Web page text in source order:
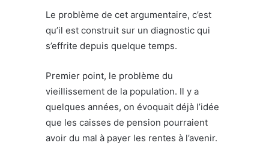
Le problème de cet argumentaire, c’est
qu’il est construit sur un diagnostic qui
s’effrite depuis quelque temps.
Premier point, le problème du
vieillissement de la population. Il y a
quelques années, on évoquait déjà l’idée
que les caisses de pension pourraient
avoir du mal à payer les rentes à l’avenir.